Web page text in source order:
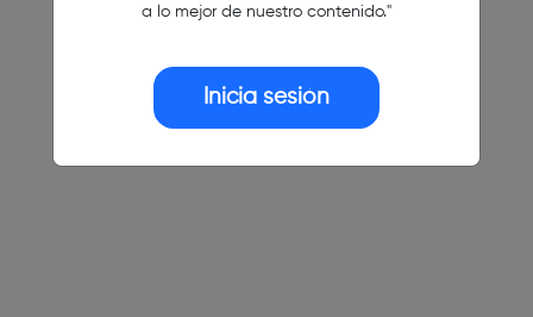
a lo mejor de nuestro contenido."
Inicia sesión